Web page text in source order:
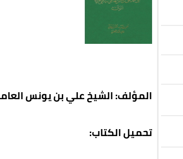
المؤلف: الشيخ علي بن يونس
تحميل الكتاب: